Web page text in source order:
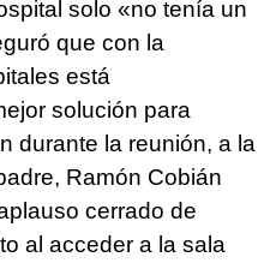
solo «no tenía un
que con la
está
solución para
durante la reunión, a la
Ramón Cobián
cerrado de
al acceder a la sala